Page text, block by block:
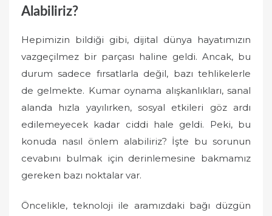
Alabiliriz?
Hepimizin bildiği gibi, dijital dünya hayatımızın
vazgeçilmez bir parçası haline geldi. Ancak, bu
durum sadece fırsatlarla değil, bazı tehlikelerle
de gelmekte. Kumar oynama alışkanlıkları, sanal
alanda hızla yayılırken, sosyal etkileri göz ardı
edilemeyecek kadar ciddi hale geldi. Peki, bu
konuda nasıl önlem alabiliriz? İşte bu sorunun
cevabını bulmak için derinlemesine bakmamız
gereken bazı noktalar var.
Öncelikle, teknoloji ile aramızdaki bağı düzgün